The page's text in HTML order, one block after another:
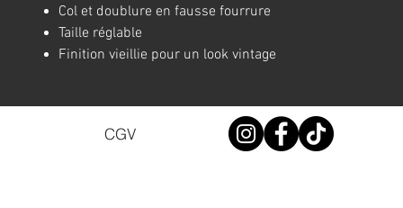
Col et doublure en fausse fourrure
Taille réglable
Finition vieillie pour un look vintage
CGV